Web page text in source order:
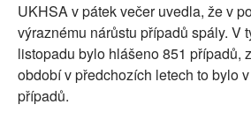
UKHSA v pátek večer uvedla, že v
výraznému nárůstu případů spály. V
listopadu bylo hlášeno 851 případů,
období v předchozích letech to bylo
případů.